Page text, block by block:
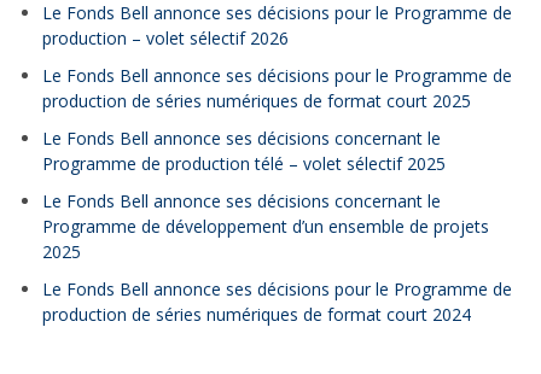
Le Fonds Bell annonce ses décisions pour le Programme de
production – volet sélectif 2026
Le Fonds Bell annonce ses décisions pour le Programme de
production de séries numériques de format court 2025
Le Fonds Bell annonce ses décisions concernant le
Programme de production télé – volet sélectif 2025
Le Fonds Bell annonce ses décisions concernant le
Programme de développement d’un ensemble de projets
2025
Le Fonds Bell annonce ses décisions pour le Programme de
production de séries numériques de format court 2024